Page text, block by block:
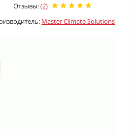
Отзывы:(2)
Master Climate Solutions